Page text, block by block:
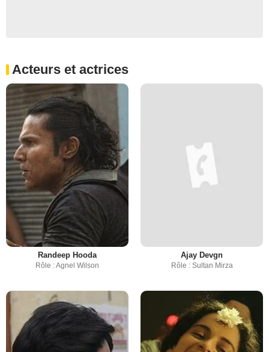
Acteurs et actrices
Randeep Hooda
Rôle : Agnel Wilson
Ajay Devgn
Rôle : Sultan Mirza